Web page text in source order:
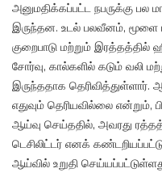
அனுமதிக்கப்பட்ட நபருக்கு
இருந்தன. உடல் பலவீனம், மூளை
குறைபாடு மற்றும் இரத்தத்தில்
சோர்வு, கால்களில் கடும் வலி
இருந்ததாக தெரிவித்துள்ளார்.
எதுவும் தெரியவில்லை
ஆய்வு செய்ததில், அவரது
டெசிலிட்டர் எனக்
ஆய்வில் உறுதி